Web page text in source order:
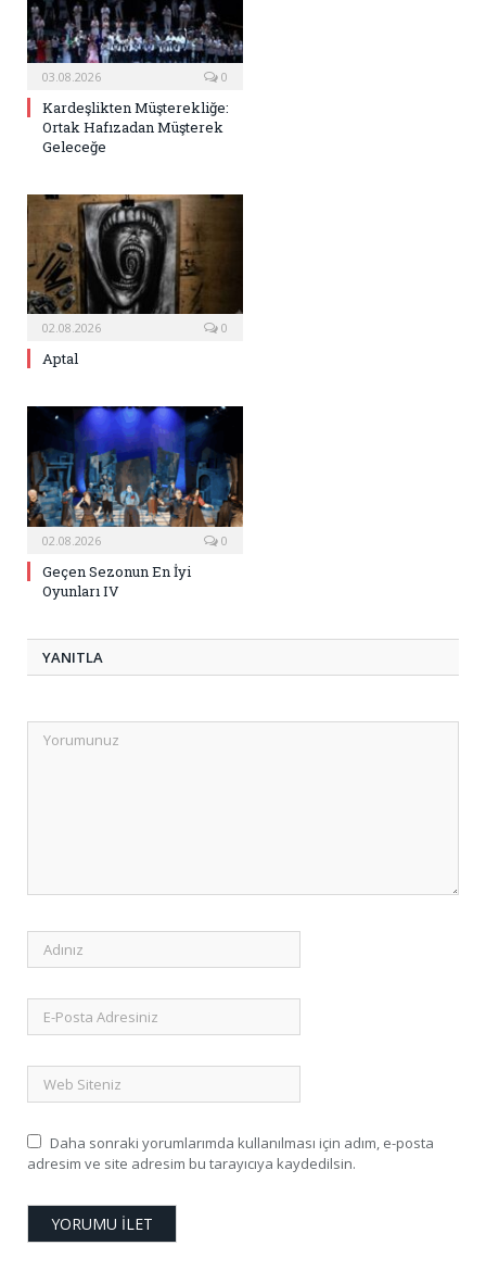
03.08.2026 0
Kardeşlikten Müşterekliğe:
Ortak Hafızadan Müşterek
Geleceğe
02.08.2026 0
Aptal
02.08.2026 0
Geçen Sezonun En İyi
Oyunları IV
YANITLA
Daha sonraki yorumlarımda kullanılması için adım, e-posta
adresim ve site adresim bu tarayıcıya kaydedilsin.